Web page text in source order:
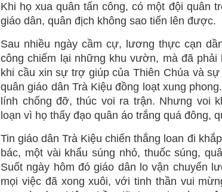
Khi họ xua quân tấn công, có một đội quân
giáo dân, quân địch không sao tiến lên được.
Sau nhiều ngày cầm cự, lương thực cạn
công chiếm lại những khu vườn, mà đã
khi cầu xin sự trợ giúp của Thiên Chúa và
quân giáo dân Trà Kiệu đồng loạt xung
lính chống đỡ, thúc voi ra trận. Nhưng voi
loạn vì họ thấy đạo quân áo trắng quá đông,
Tin giáo dân Trà Kiệu chiến thắng loan đi
bác, một vài khẩu súng nhỏ, thuốc súng,
Suốt ngày hôm đó giáo dân lo vận chuyển
mọi việc đã xong xuôi, với tinh thần vui